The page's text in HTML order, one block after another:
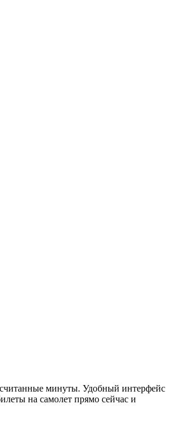
минуты. Удобный интерфейс
на самолет прямо сейчас и